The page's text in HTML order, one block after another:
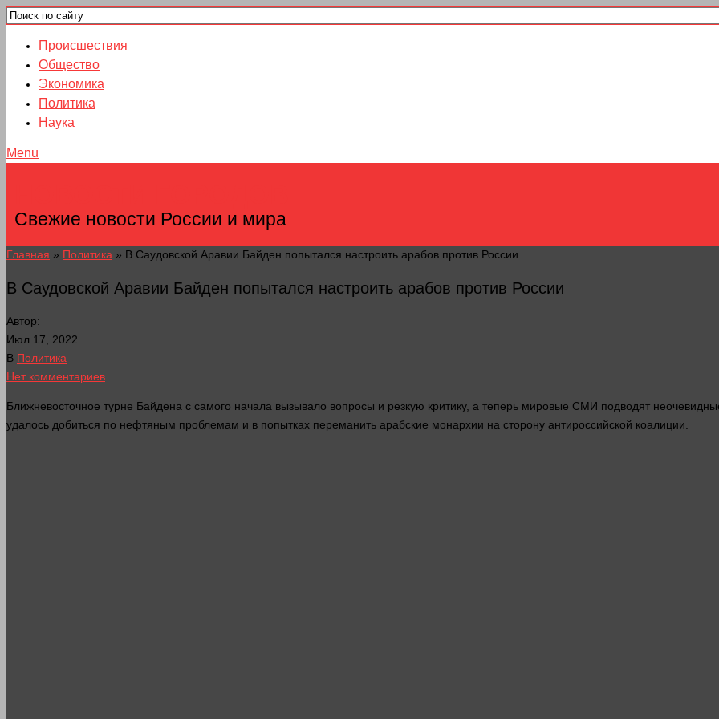
Происшествия
Общество
Экономика
Политика
Наука
Menu
Свежие новости России и мира
Главная » Политика » В Саудовской Аравии Байден попытался настроить арабов против России
В Саудовской Аравии Байден попытался настроить арабов против России
Автор:
Июл 17, 2022
В Политика
Нет комментариев
Ближневосточное турне Байдена с самого начала вызывало вопросы и резкую критику, а теперь мировые СМИ подводят
удалось добиться по нефтяным проблемам и в попытках переманить арабские монархии на сторону антироссийской коалиции.